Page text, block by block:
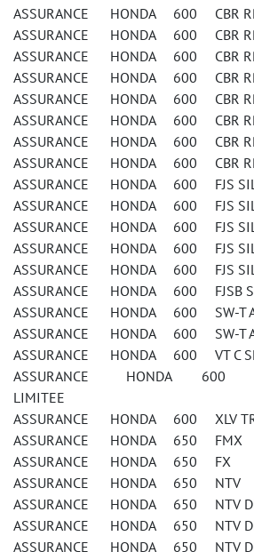
ASSURANCE HONDA 600 CBR
ASSURANCE HONDA 600 CBR
ASSURANCE HONDA 600 CBR
ASSURANCE HONDA 600 CBR
ASSURANCE HONDA 600 CBR
ASSURANCE HONDA 600 CBR
ASSURANCE HONDA 600 CBR
ASSURANCE HONDA 600 CBR RR
ASSURANCE HONDA 600 FJS
ASSURANCE HONDA 600 FJS
ASSURANCE HONDA 600 FJS
ASSURANCE HONDA 600 FJS
ASSURANCE HONDA 600 FJS
ASSURANCE HONDA 600 FJSB
ASSURANCE HONDA 600 SW-T
ASSURANCE HONDA 600 SW-T
ASSURANCE HONDA 600 VT C
ASSURANCE HONDA 600
LIMITEE
ASSURANCE HONDA 600 XLV
ASSURANCE HONDA 650 FMX
ASSURANCE HONDA 650 FX
ASSURANCE HONDA 650 NTV
ASSURANCE HONDA 650 NTV
ASSURANCE HONDA 650 NTV
ASSURANCE HONDA 650 NTV